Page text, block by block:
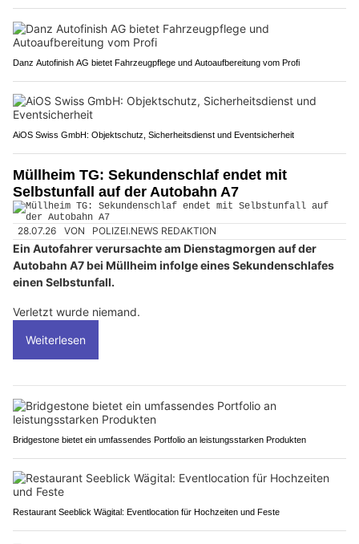
insurando.ch: Ihr transparentes Vergleichsportal für Versicherungen
Danz Autofinish AG bietet Fahrzeugpflege und Autoaufbereitung vom Profi
AiOS Swiss GmbH: Objektschutz, Sicherheitsdienst und Eventsicherheit
Müllheim TG: Sekundenschlaf endet mit
Selbstunfall auf der Autobahn A7
28.07.26 VON POLIZEI.NEWS REDAKTION
Autobahn A7 bei Müllheim infolge eines Sekundenschlafes
einen Selbstunfall.
Bridgestone bietet ein umfassendes Portfolio an leistungsstarken Produkten